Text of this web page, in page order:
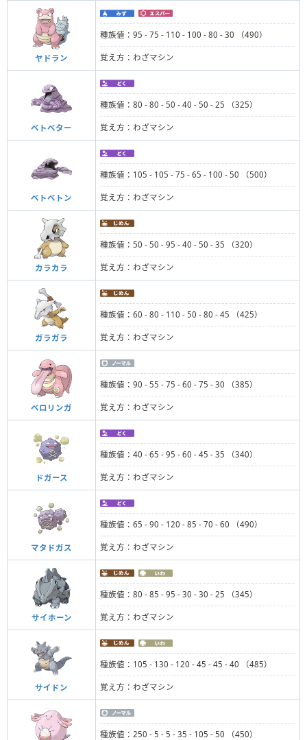
ヤドラン
種族値：95 - 75 - 110 - 100 - 80 - 30 （490）
覚え方：わざマシン
ベトベター
種族値：80 - 80 - 50 - 40 - 50 - 25 （325）
覚え方：わざマシン
ベトベトン
種族値：105 - 105 - 75 - 65 - 100 - 50 （500）
覚え方：わざマシン
カラカラ
種族値：50 - 50 - 95 - 40 - 50 - 35 （320）
覚え方：わざマシン
ガラガラ
種族値：60 - 80 - 110 - 50 - 80 - 45 （425）
覚え方：わざマシン
ベロリンガ
種族値：90 - 55 - 75 - 60 - 75 - 30 （385）
覚え方：わざマシン
ドガース
種族値：40 - 65 - 95 - 60 - 45 - 35 （340）
覚え方：わざマシン
マタドガス
種族値：65 - 90 - 120 - 85 - 70 - 60 （490）
覚え方：わざマシン
サイホーン
種族値：80 - 85 - 95 - 30 - 30 - 25 （345）
覚え方：わざマシン
サイドン
種族値：105 - 130 - 120 - 45 - 45 - 40 （485）
覚え方：わざマシン
種族値：250 - 5 - 5 - 35 - 105 - 50 （450）